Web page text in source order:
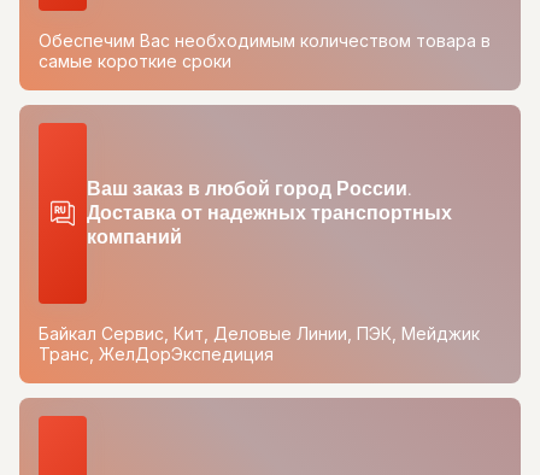
Обеспечим Вас необходимым количеством товара в
самые короткие сроки
Ваш заказ в любой город России.
Доставка от надежных транспортных
компаний
Байкал Сервис, Кит, Деловые Линии, ПЭК, Мейджик
Транс, ЖелДорЭкспедиция